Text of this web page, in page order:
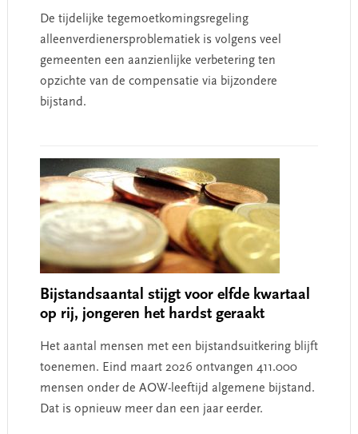
De tijdelijke tegemoetkomingsregeling
alleenverdienersproblematiek is volgens veel
gemeenten een aanzienlijke verbetering ten
opzichte van de compensatie via bijzondere
bijstand.
Bijstandsaantal stijgt voor elfde kwartaal
op rij, jongeren het hardst geraakt
Het aantal mensen met een bijstandsuitkering blijft
toenemen. Eind maart 2026 ontvangen 411.000
mensen onder de AOW-leeftijd algemene bijstand.
Dat is opnieuw meer dan een jaar eerder.